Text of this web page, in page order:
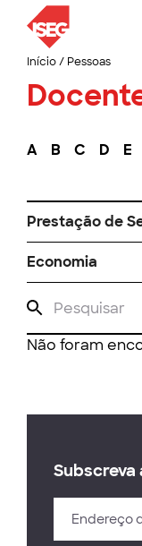
Início/ Pessoas
A B C D E
Prestação de
Economia
Não foram
Subscreva